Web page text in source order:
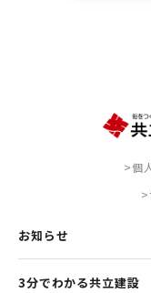
>個
>
お知らせ
3分でわかる共立建設